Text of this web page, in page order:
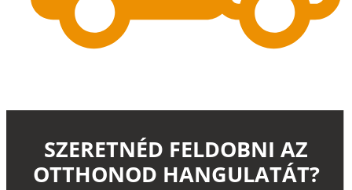
SZERETNÉD FELDOBNI AZ
OTTHONOD HANGULATÁT?